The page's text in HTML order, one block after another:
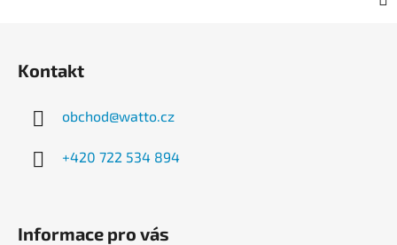
Kontakt
obchod@watto.cz
+420 722 534 894
Informace pro vás